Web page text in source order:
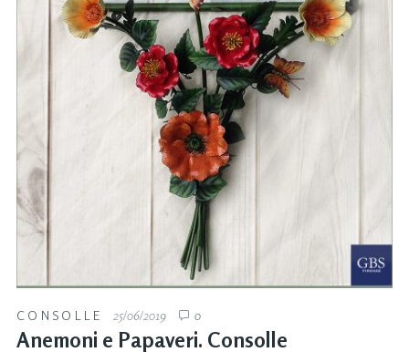
CONSOLLE 25/06/2019 0
Anemoni e Papaveri. Consolle